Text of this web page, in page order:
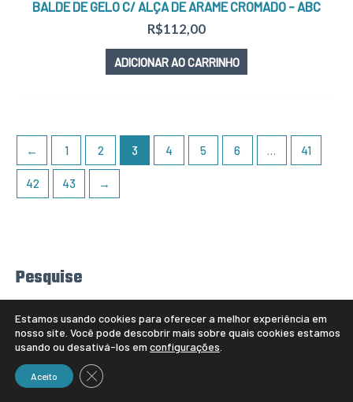
Pesquise
P
e
u
i
s
a
p
o
PESQUISAR
Categorias de produto
BALDE DE GELO C/ ALÇA DE ARAME CROMADO – ABC
R$112,00
ADICIONAR AO CARRINHO
← 1 2 3 4 5 6 41
42 43 →
Estamos usando cookies para oferecer a melhor experiência em
nosso site. Você pode descobrir mais sobre quais cookies estamos
usando ou desativá-los em configurações
Aceito CLOSE GDPR COOKIE BANNER